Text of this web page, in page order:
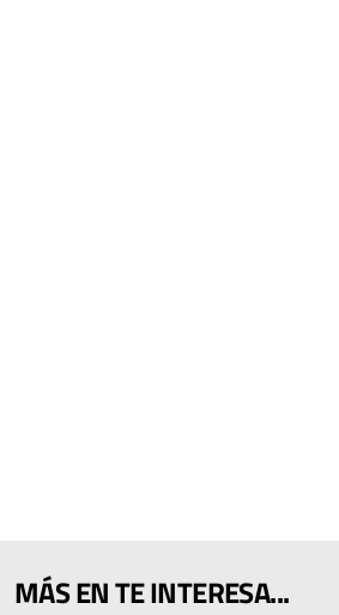
MÁS EN TE INTERESA...